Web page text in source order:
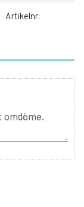
Artikelnr